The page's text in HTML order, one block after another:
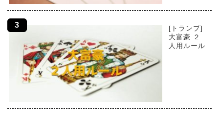
[トランプ]
大富豪 ２
人用ルール